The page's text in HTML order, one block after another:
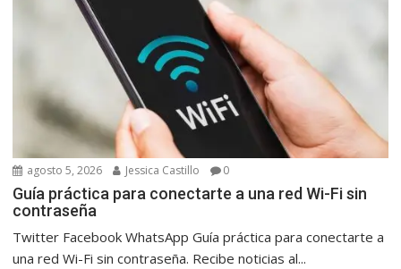
agosto 5, 2026 Jessica Castillo 0
Guía práctica para conectarte a una red Wi-Fi sin
contraseña
Twitter Facebook WhatsApp Guía práctica para conectarte a
una red Wi-Fi sin contraseña. Recibe noticias al...